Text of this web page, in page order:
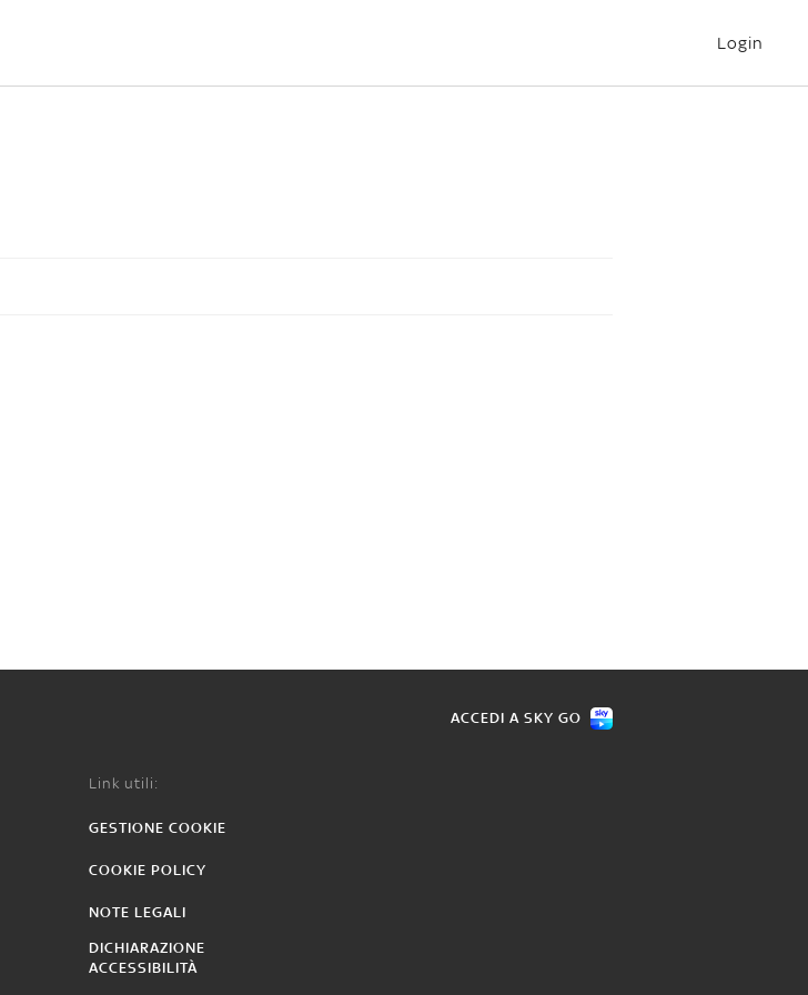
Login
ACCEDI A SKY GO
Link utili:
GESTIONE COOKIE
COOKIE POLICY
NOTE LEGALI
DICHIARAZIONE
ACCESSIBILITÀ